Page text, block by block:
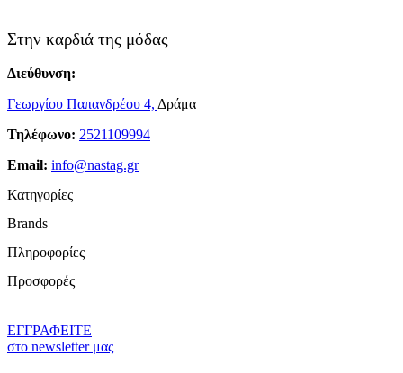
Στην καρδιά της μόδας
Διεύθυνση:
Γεωργίου Παπανδρέου 4, Δράμα
Τηλέφωνο: 2521109994
Email: info@nastag.gr
Κατηγορίες
Φορέματα
Φούστες
Μπλούζες
Πουκάμισα
Brands
Compania Fantastica
N2110
Vero Moda
Πληροφορίες
Όροι Χρήσης
Προσωπικά Δεδομένα
Προσφορές
Γυναικείες Μπλούζες Προσφορές
Γυναικεία T-Shirt Προσφορές
ΕΓΓΡΑΦΕΙΤΕ
στο newsletter μας